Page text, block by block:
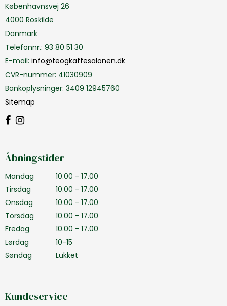
Københavnsvej 26
4000 Roskilde
Danmark
Telefonnr.: 93 80 51 30
E-mail: info@teogkaffesalonen.dk
CVR-nummer: 41030909
Bankoplysninger: 3409 12945760
Sitemap
Åbningstider
Mandag
10.00 - 17.00
Tirsdag
10.00 - 17.00
Onsdag
10.00 - 17.00
Torsdag
10.00 - 17.00
Fredag
10.00 - 17.00
Lørdag
10-15
Søndag
Lukket
Kundeservice